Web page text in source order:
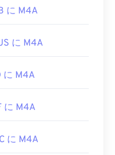
に M4A
に M4A
に M4A
に M4A
に M4A